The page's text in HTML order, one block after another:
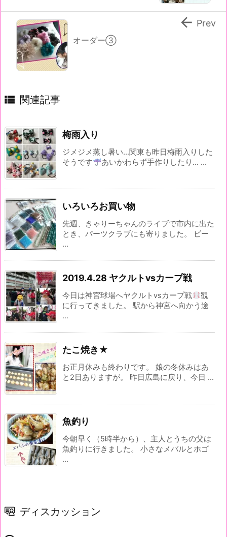
オーダー③
 Prev
 関連記事
梅雨入り
ジメジメ蒸し暑い…関東も昨日梅雨入りした
そうです
あいかわらず手作りしたり… ...
いろいろお買い物
先週、きゃりーちゃんのライブで市内に出た
とき、パーツクラブにも寄りました。 ビー
...
2019.4.28 ヤクルトvsカープ戦
今日は神宮球場へヤクルトvsカープ戦
観
に行ってきました。 駅から神宮へ向かう途
...
たこ焼き★
お正月休みも終わりです。 娘の冬休みはあ
と2日ありますが。 昨日広島に戻り、今日 ...
魚釣り
今朝早く（5時半から）、主人とうちの父は
魚釣りに行きました。 小さなメバルとホゴ
...
ディスカッション